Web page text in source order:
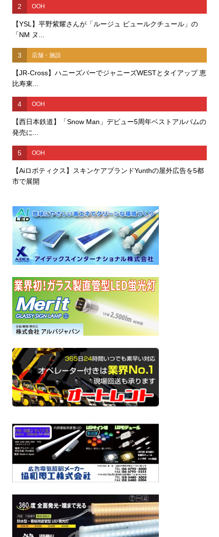
2 OOH
【YSL】平野紫耀さんが「ルージュ ピュールクチュール」の
「NM ヌ...
3 店舗・施設
【JR-Cross】ハニーズバーでジャニーズWESTとタイアップ 恵
比寿東...
4 OOH
【西日本鉄道】「Snow Man」デビュー5周年ベストアルバムの
発売に...
5 OOH
【Aiロボティクス】スキンケアブランドYunthの屋外広告を5都
市で展開